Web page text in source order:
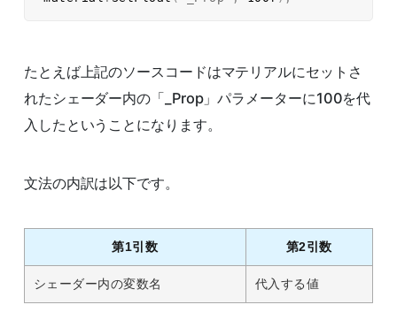
たとえば上記のソースコードはマテリアルにセットさ
れたシェーダー内の「_Prop」パラメーターに100を代
入したということになります。
文法の内訳は以下です。
第1引数 第2引数
シェーダー内の変数名 代入する値